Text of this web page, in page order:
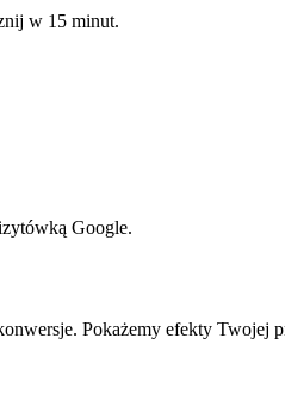
w 15 minut.
Google.
Pokażemy efekty Twojej